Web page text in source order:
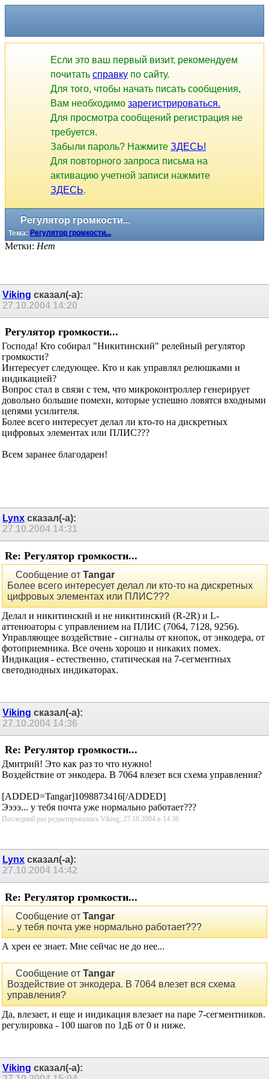
Если это ваш первый визит, рекомендуем
почитать справку по сайту.
Для того, чтобы начать писать сообщения,
Вам необходимо зарегистрироваться.
Для просмотра сообщений регистрация не
требуется.
Забыли пароль? Нажмите ЗДЕСЬ!
Для повторного запроса письма на
активацию учетной записи нажмите
ЗДЕСЬ.
Регулятор громкости...
Тема: Регулятор громкости...
Метки: Нет
Viking сказал(-а):
27.10.2004 14:20
Регулятор громкости...
Господа! Кто собирал "Никитинский" релейный регулятор
громкости?
Интересует следующее. Кто и как управлял релюшками и
индикацией?
Вопрос стал в связи с тем, что микроконтроллер генерирует
довольно большие помехи, которые успешно ловятся входными
цепями усилителя.
Более всего интересует делал ли кто-то на дискретных
цифровых элементах или ПЛИС???
Всем заранее благодарен!
Lynx сказал(-а):
27.10.2004 14:31
Re: Регулятор громкости...
Сообщение от Tangar
Более всего интересует делал ли кто-то на дискретных
цифровых элементах или ПЛИС???
Делал и никитинский и не никитинский (R-2R) и L-
аттенюаторы с управлением на ПЛИС (7064, 7128, 9256).
Управляющее воздействие - сигналы от кнопок, от энкодера, от
фотоприемника. Все очень хорошо и никаких помех.
Индикация - естественно, статическая на 7-сегментных
светодиодных индикаторах.
Viking сказал(-а):
27.10.2004 14:36
Re: Регулятор громкости...
Дмитрий! Это как раз то что нужно!
Воздействие от энкодера. В 7064 влезет вся схема управления?
[ADDED=Tangar]1098873416[/ADDED]
Ээээ... у тебя почта уже нормально работает???
Последний раз редактировалось Viking; 27.10.2004 в 14:36.
Lynx сказал(-а):
27.10.2004 14:42
Re: Регулятор громкости...
Сообщение от Tangar
... у тебя почта уже нормально работает???
А хрен ее знает. Мне сейчас не до нее...
Сообщение от Tangar
Воздействие от энкодера. В 7064 влезет вся схема
управления?
Да, влезает, и еще и индикация влезает на паре 7-сегментников.
регулировка - 100 шагов по 1дБ от 0 и ниже.
Viking сказал(-а):